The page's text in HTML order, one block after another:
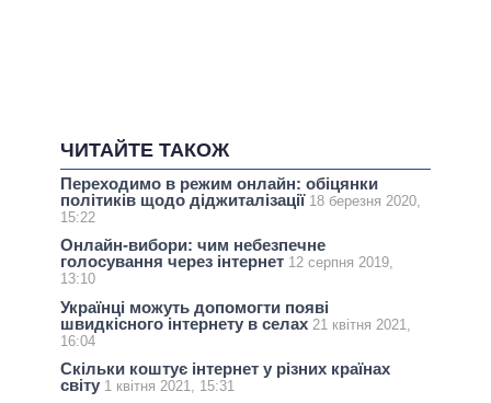
ЧИТАЙТЕ ТАКОЖ
Переходимо в режим онлайн: обіцянки
політиків щодо діджиталізації 18 березня 2020,
15:22
Онлайн-вибори: чим небезпечне
голосування через інтернет 12 серпня 2019,
13:10
Українці можуть допомогти появі
швидкісного інтернету в селах 21 квітня 2021,
16:04
Скільки коштує інтернет у різних країнах
світу 1 квітня 2021, 15:31